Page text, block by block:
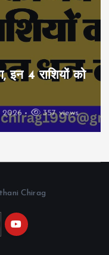
इन 4 राशियों को
2026 357 views
Chirag